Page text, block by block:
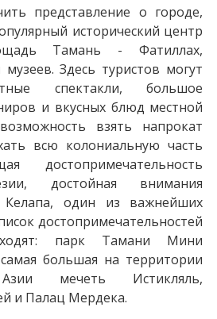
представление о городе,
исторический центр
Тамань - Фатиллах,
Здесь туристов могут
спектакли, большое
и вкусных блюд местной
взять напрокат
всю колониальную часть
достопримечательность
достойная внимания
один из важнейших
достопримечательностей
парк Тамани Мини
большая на территории
мечеть Истикляль,
и Палац Мердека.